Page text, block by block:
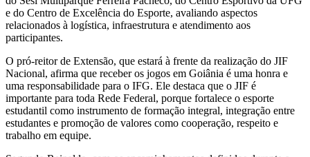
e do Centro de Excelência do Esporte, avaliando aspectos
relacionados à logística, infraestrutura e atendimento aos
participantes.
O pró-reitor de Extensão, que estará à frente da realização do JIF
Nacional, afirma que receber os jogos em Goiânia é uma honra e
uma responsabilidade para o IFG. Ele destaca que o JIF é
importante para toda Rede Federal, porque fortalece o esporte
estudantil como instrumento de formação integral, integração entre
estudantes e promoção de valores como cooperação, respeito e
trabalho em equipe.